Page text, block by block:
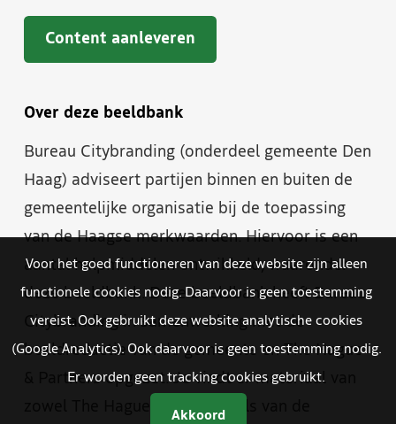
Content aanleveren
Over deze beeldbank
Bureau Citybranding (onderdeel gemeente Den
Haag) adviseert partijen binnen en buiten de
gemeentelijke organisatie bij de toepassing
van de Haagse merkwaarden. Hiervoor is een
aantal hulpmiddelen ontwikkeld, waaronder
deze beeldbank. Deze beeldbank heeft Bureau
Citybranding in samenwerking met de
beeldredactie van de gemeente en The Hague
& Partners opgezet. Je vindt er materiaal van
zowel The Hague & Partners als van de
Voor het goed functioneren van deze website zijn alleen
functionele cookies nodig. Daarvoor is geen toestemming
vereist. Ook gebruikt deze website analytische cookies
(Google Analytics). Ook daarvoor is geen toestemming nodig.
Er worden geen tracking cookies gebruikt.
Akkoord